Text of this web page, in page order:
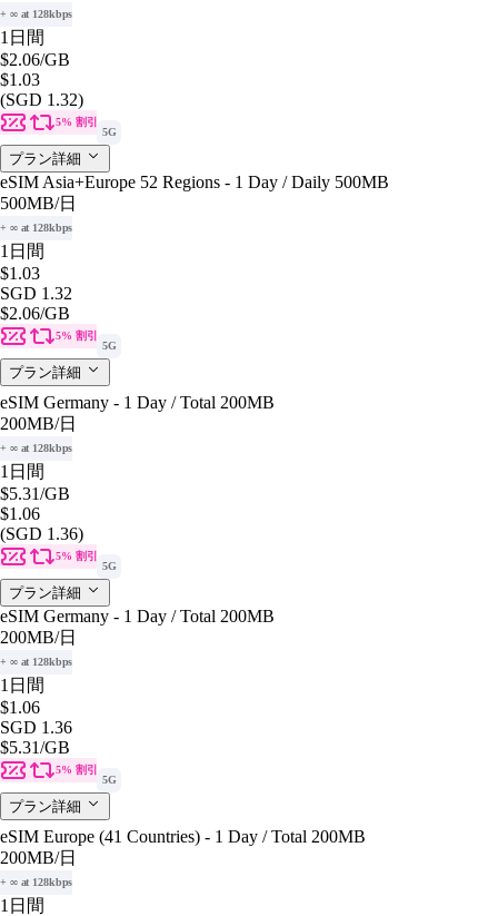
+ ∞ at 128kbps
1日間
$2.06/GB
$1.03
(SGD 1.32)
5% 割引
5G
プラン詳細
eSIM Asia+Europe 52 Regions - 1 Day / Daily 500MB
500MB/日
+ ∞ at 128kbps
1日間
$1.03
SGD 1.32
$2.06/GB
5% 割引
5G
プラン詳細
eSIM Germany - 1 Day / Total 200MB
200MB/日
+ ∞ at 128kbps
1日間
$5.31/GB
$1.06
(SGD 1.36)
5% 割引
5G
プラン詳細
eSIM Germany - 1 Day / Total 200MB
200MB/日
+ ∞ at 128kbps
1日間
$1.06
SGD 1.36
$5.31/GB
5% 割引
5G
プラン詳細
eSIM Europe (41 Countries) - 1 Day / Total 200MB
200MB/日
+ ∞ at 128kbps
1日間